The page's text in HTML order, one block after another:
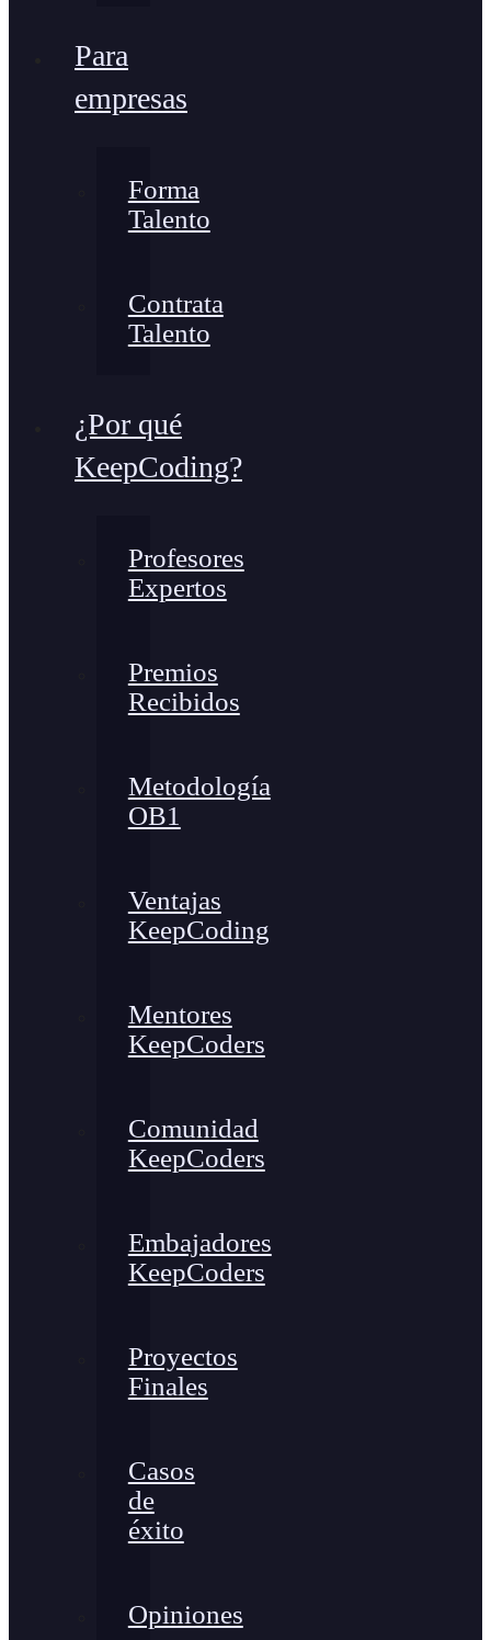
Para
empresas
Forma
Talento
Contrata
Talento
¿Por qué
KeepCoding?
Profesores
Expertos
Premios
Recibidos
Metodología
OB1
Ventajas
KeepCoding
Mentores
KeepCoders
Comunidad
KeepCoders
Embajadores
KeepCoders
Proyectos
Finales
Casos
de
éxito
Opiniones